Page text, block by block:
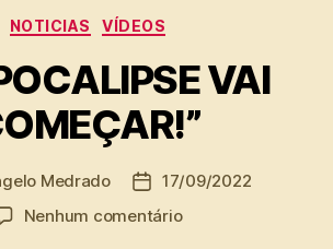
Categorias
NOTICIAS VÍDEOS
VAI
Medrado
Data
de
17/09/2022
Nenhum comentárioem